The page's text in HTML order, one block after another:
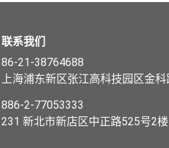
联系我们
86-21-38764688
上海浦东新区张江高科技园区金
886-2-77053333
231 新北市新店区中正路525号2楼